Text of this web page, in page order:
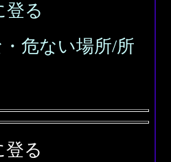
登る
危ない場所/所
登る